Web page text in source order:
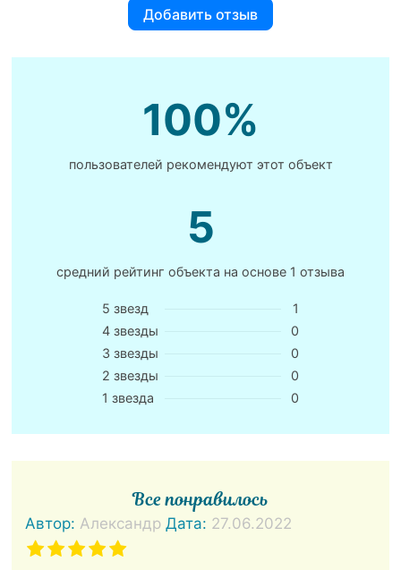
Добавить отзыв
100%
пользователей рекомендуют этот объект
5
средний рейтинг объекта на основе 1 отзыва
5 звезд
1
4 звезды
0
3 звезды
0
2 звезды
0
1 звезда
0
Все понравилось
Автор:Александр Дата: 27.06.2022